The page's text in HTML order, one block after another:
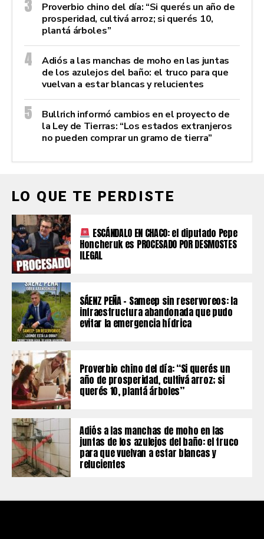
Proverbio chino del día: “Si querés un año de
prosperidad, cultivá arroz; si querés 10,
plantá árboles”
Adiós a las manchas de moho en las juntas
de los azulejos del baño: el truco para que
vuelvan a estar blancas y relucientes
Bullrich informó cambios en el proyecto de
la Ley de Tierras: “Los estados extranjeros
no pueden comprar un gramo de tierra”
LO QUE TE PERDISTE
ESCÁNDALO EN CHACO: el diputado Pepe
Honcheruk es PROCESADO POR DESMOSTES
ILEGAL
SÁENZ PEÑA – Sameep sin reservoreos: la
infraestructura abandonada que pudo
evitar la emergencia hídrica
Proverbio chino del día: “Si querés un
año de prosperidad, cultivá arroz; si
querés 10, plantá árboles”
Adiós a las manchas de moho en las
juntas de los azulejos del baño: el truco
para que vuelvan a estar blancas y
relucientes